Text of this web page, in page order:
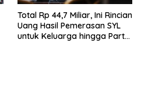
Total Rp 44,7 Miliar, Ini Rincian
Uang Hasil Pemerasan SYL
untuk Keluarga hingga Partai